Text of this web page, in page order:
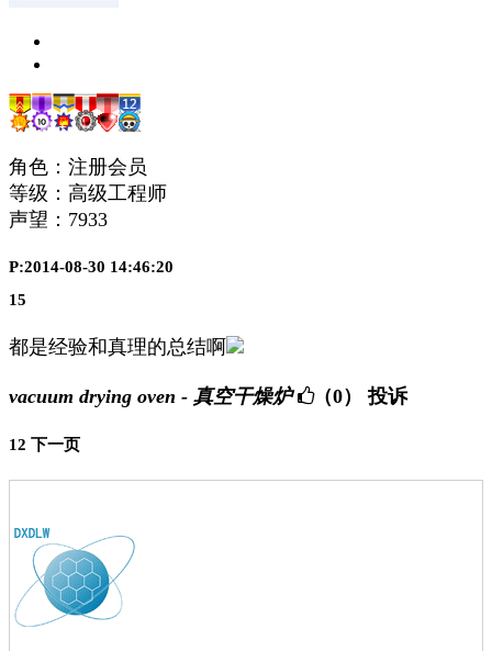
角色：注册会员
等级：高级工程师
声望： 7933
P:2014-08-30 14:46:20
15
都是经验和真理的总结啊
vacuum drying oven - 真空干燥炉 （0） 投诉
12 下一页